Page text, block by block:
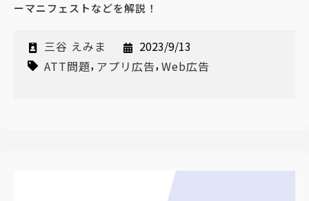
ーマニフェストなどを解説！
三谷 えみま
2023/9/13
ATT問題, アプリ広告,Web広告